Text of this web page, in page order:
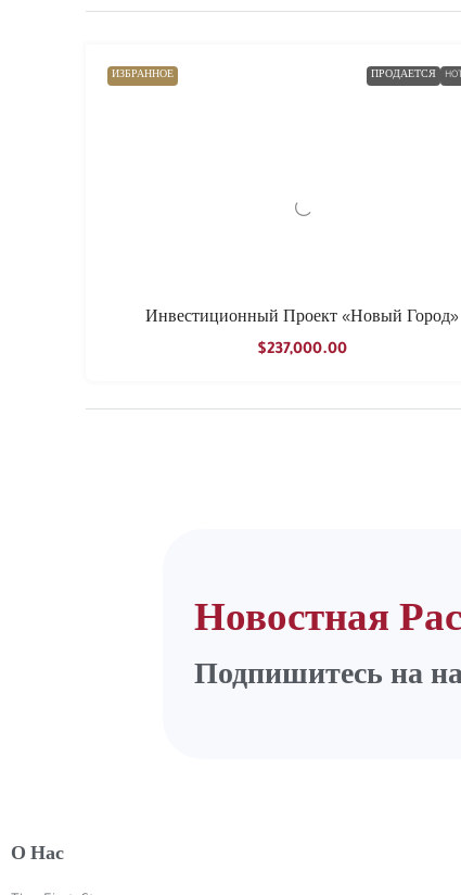
ИЗБРАННОЕ ПРОДАЕТСЯ
Инвестиционный Проект «Новый Город»
$237,000.00
Новостная
Подпишитесь на
О Нас